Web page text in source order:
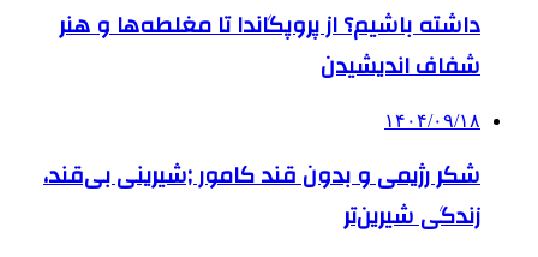
داشته باشیم؟ از پروپگاندا تا مغلطه‌ها و هنر
شفاف اندیشیدن
۱۴۰۴/۰۹/۱۸
شکر رژیمی و بدون قند کامور ;شیرینی بی‌قند،
زندگی شیرین‌تر